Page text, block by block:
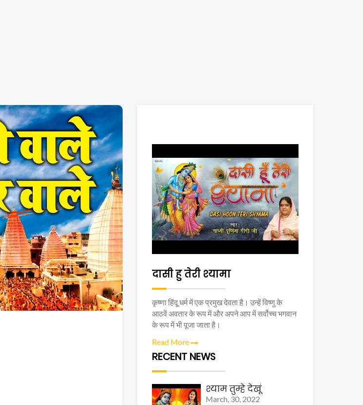
दासी हु तेरी श्यामा
कृष्णा हिंदू धर्म में एक प्रमुख देवता है। उन्हें विष्णु के
आठवें अवतार के रूप में और अपने आप में सर्वोच्च भगवान
के रूप में भी पूजा जाता है।
Read More
RECENT NEWS
श्याम तुम्हे देखूं
March, 30, 2022